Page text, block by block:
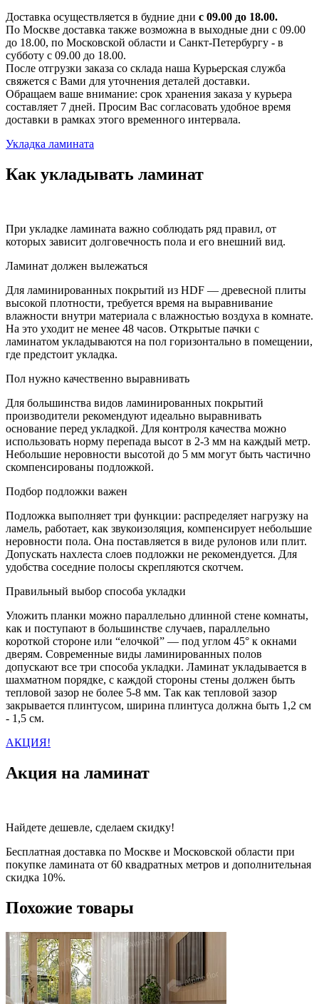
Доставка осуществляется в будние дни с 09.00 до 18.00.
По Москве доставка также возможна в выходные дни с 09.00
до 18.00, по Московской области и Санкт-Петербургу - в
субботу с 09.00 до 18.00.
После отгрузки заказа со склада наша Курьерская служба
свяжется с Вами для уточнения деталей доставки.
Обращаем ваше внимание: срок хранения заказа у курьера
составляет 7 дней. Просим Вас согласовать удобное время
доставки в рамках этого временного интервала.
Укладка ламината
Как укладывать ламинат
При укладке ламината важно соблюдать ряд правил, от
которых зависит долговечность пола и его внешний вид.
Ламинат должен вылежаться
Для ламинированных покрытий из HDF — древесной плиты
высокой плотности, требуется время на выравнивание
влажности внутри материала с влажностью воздуха в комнате.
На это уходит не менее 48 часов. Открытые пачки с
ламинатом укладываются на пол горизонтально в помещении,
где предстоит укладка.
Пол нужно качественно выравнивать
Для большинства видов ламинированных покрытий
производители рекомендуют идеально выравнивать
основание перед укладкой. Для контроля качества можно
использовать норму перепада высот в 2-3 мм на каждый метр.
Небольшие неровности высотой до 5 мм могут быть частично
скомпенсированы подложкой.
Подбор подложки важен
Подложка выполняет три функции: распределяет нагрузку на
ламель, работает, как звукоизоляция, компенсирует небольшие
неровности пола. Она поставляется в виде рулонов или плит.
Допускать нахлеста слоев подложки не рекомендуется. Для
удобства соседние полосы скрепляются скотчем.
Правильный выбор способа укладки
Уложить планки можно параллельно длинной стене комнаты,
как и поступают в большинстве случаев, параллельно
короткой стороне или “елочкой” — под углом 45° к окнами
дверям. Современные виды ламинированных полов
допускают все три способа укладки. Ламинат укладывается в
шахматном порядке, с каждой стороны стены должен быть
тепловой зазор не более 5-8 мм. Так как тепловой зазор
закрывается плинтусом, ширина плинтуса должна быть 1,2 см
- 1,5 см.
АКЦИЯ!
Акция на ламинат
Найдете дешевле, сделаем скидку!
Бесплатная доставка по Москве и Московской области при
покупке ламината от 60 квадратных метров и дополнительная
скидка 10%.
Похожие товары